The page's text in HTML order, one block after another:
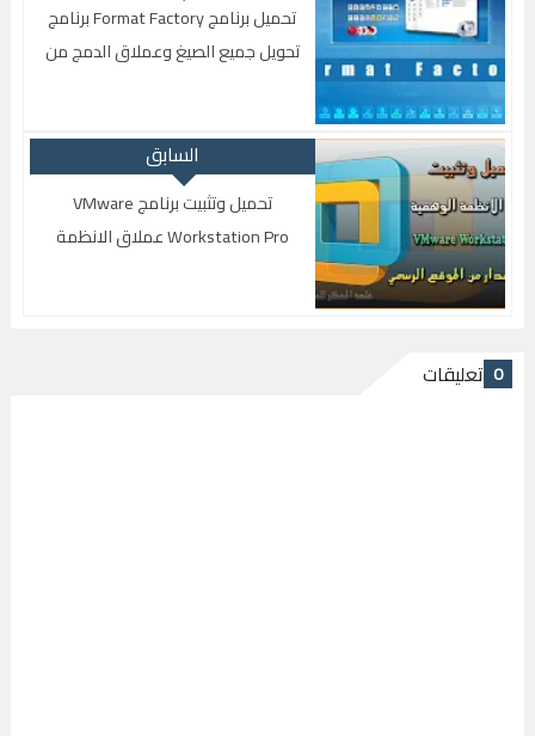
تحميل برنامج Format Factory برنامج
تحويل جميع الصيغ وعملاق الدمج من
السابق
تحميل وتثبيت برنامج VMware
Workstation Pro عملاق الانظمة
0 تعليقات